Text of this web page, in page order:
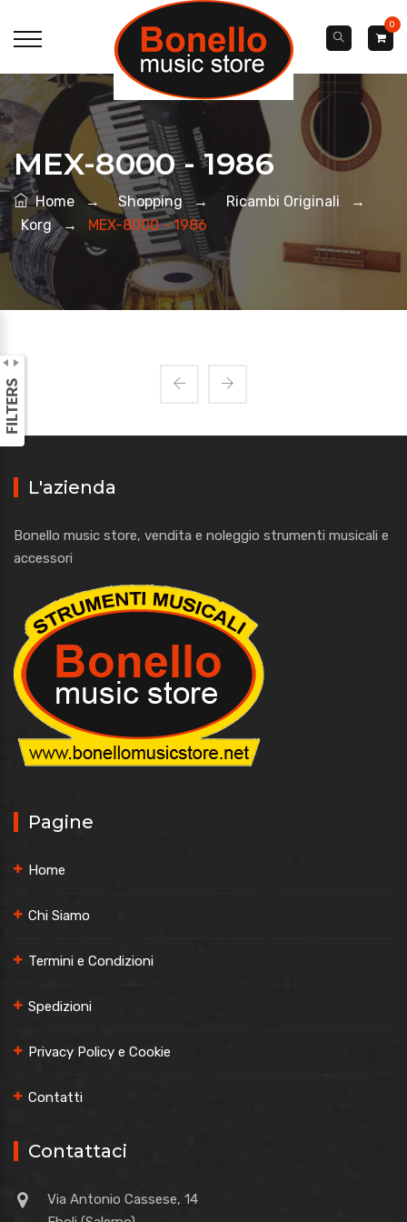
0
MEX-8000 - 1986
Home → Shopping → Ricambi Originali
→
Korg → MEX-8000 - 1986
L'azienda
Bonello music store, vendita e noleggio strumenti musicali e
accessori
Pagine
Home
Chi Siamo
Termini e Condizioni
Spedizioni
Privacy Policy e Cookie
Contatti
Contattaci
Via Antonio Cassese, 14